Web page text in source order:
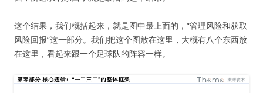
这个结果，我们概括起来，就是图中最上面的，“管理风险和获取
风险回报”这一部分。我们把这个图放在这里，大概有八个东西放
在这里，看起来跟一个足球队的阵容一样。